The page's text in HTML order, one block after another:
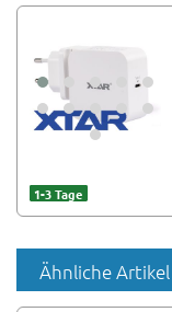
1-3 Tage
Ähnliche Artikel